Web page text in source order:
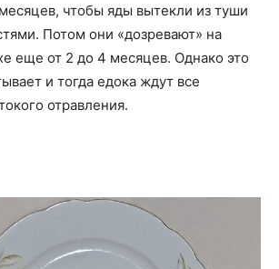
чтобы яды вытекли из туши
Потом они «дозревают» на
еще от 2 до 4 месяцев. Однако это
и тогда едока ждут все
отравления.